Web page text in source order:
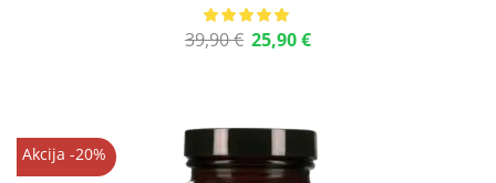
39,90€ 25,90€
Akcija -20%